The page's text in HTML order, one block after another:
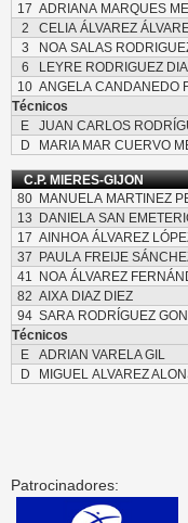
17 ADRIANA MARQUES
2
CELIA ÁLVAREZ
3
NOA SALAS
6
LEYRE RODRIGUEZ
10 ANGELA CANDANEDO
Técnicos
E
JUAN CARLOS
D
MARIA MAR CUERVO
C.P. MIERES-GIJON
80
MANUELA MARTINEZ
13
DANIELA SAN
17 AINHOA ÁLVAREZ
37
PAULA FREIJE
41
NOA ÁLVAREZ
82 AIXA DIAZ DIEZ
94 SARA RODRÍGUEZ
Técnicos
E
ADRIAN VARELA GIL
D
MIGUEL ALVAREZ
Patrocinadores: